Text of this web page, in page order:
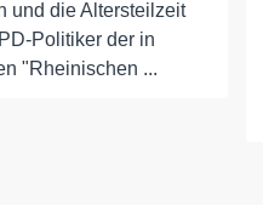
und die Altersteilzeit
Politiker der in
"Rheinischen ...